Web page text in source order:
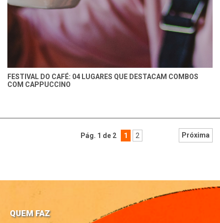
FESTIVAL DO CAFÉ: 04 LUGARES QUE DESTACAM COMBOS
COM CAPPUCCINO
Pág. 1 de 2 1 2 Próxima
QUEM FAZ